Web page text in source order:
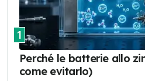
1
Perché le batterie allo
come evitarlo)